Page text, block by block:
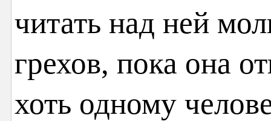
читать над ней
грехов, пока она
хоть одному